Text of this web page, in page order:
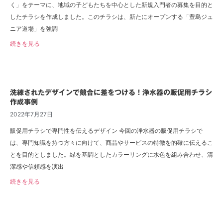
く」をテーマに、地域の子どもたちを中心とした新規入門者の募集を目的と
したチラシを作成しました。このチラシは、新たにオープンする「豊島ジュ
ニア道場」を強調
続きを見る
洗練されたデザインで競合に差をつける！浄水器の販促用チラシ
作成事例
2022年7月27日
販促用チラシで専門性を伝えるデザイン 今回の浄水器の販促用チラシで
は、専門知識を持つ方々に向けて、商品やサービスの特徴を的確に伝えるこ
とを目的としました。緑を基調としたカラーリングに水色を組み合わせ、清
潔感や信頼感を演出
続きを見る